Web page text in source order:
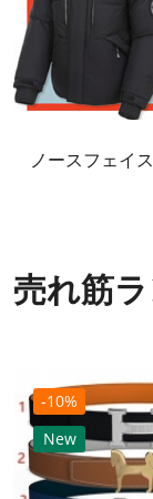
売れ筋
-10%
New